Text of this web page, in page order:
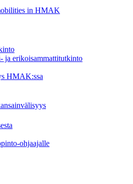
in HMAK
ja erikoisammattitutkinto
HMAK:ssa
ohjaajalle